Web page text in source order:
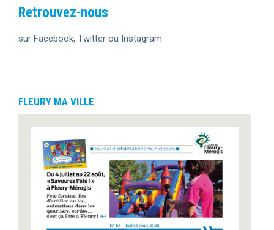
Retrouvez-nous
sur Facebook, Twitter ou Instagram
FLEURY MA VILLE